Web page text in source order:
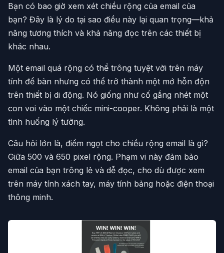
Bạn có bao giờ xem xét chiều rộng của email của
bạn? Đây là lý do tại sao điều này lại quan trọng—khả
năng tương thích và khả năng đọc trên các thiết bị
khác nhau.
Một email quá rộng có thể trông tuyệt vời trên máy
tính để bàn nhưng có thể trở thành một mớ hỗn độn
trên thiết bị di động. Nó giống như cố gắng nhét một
con voi vào một chiếc mini-cooper. Không phải là một
tình huống lý tưởng.
Câu hỏi lớn là, điểm ngọt cho chiều rộng email là gì?
Giữa 500 và 650 pixel rộng. Phạm vi này đảm bảo
email của bạn trông lẻ và dễ đọc, cho dù được xem
trên máy tính xách tay, máy tính bảng hoặc điện thoại
thông minh.